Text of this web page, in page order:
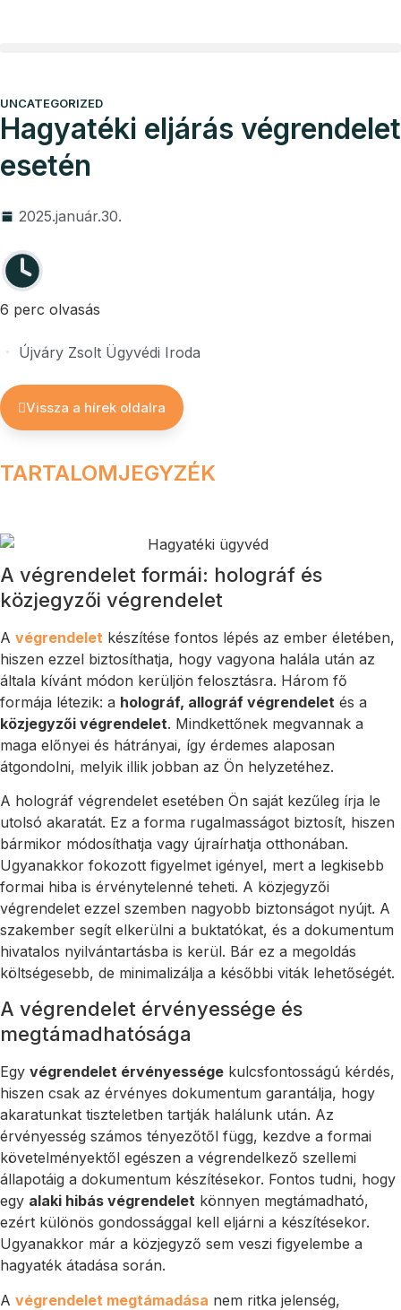
UNCATEGORIZED
Hagyatéki eljárás végrendelet
esetén
2025.január.30.
6 perc olvasás
Újváry Zsolt Ügyvédi Iroda
Vissza a hírek oldalra
TARTALOMJEGYZÉK
A végrendelet formái: holográf és
közjegyzői végrendelet
A végrendelet készítése fontos lépés az ember életében,
hiszen ezzel biztosíthatja, hogy vagyona halála után az
általa kívánt módon kerüljön felosztásra. Három fő
formája létezik: a holográf, allográf végrendelet és a
közjegyzői végrendelet. Mindkettőnek megvannak a
maga előnyei és hátrányai, így érdemes alaposan
átgondolni, melyik illik jobban az Ön helyzetéhez.
A holográf végrendelet esetében Ön saját kezűleg írja le
utolsó akaratát. Ez a forma rugalmasságot biztosít, hiszen
bármikor módosíthatja vagy újraírhatja otthonában.
Ugyanakkor fokozott figyelmet igényel, mert a legkisebb
formai hiba is érvénytelenné teheti. A közjegyzői
végrendelet ezzel szemben nagyobb biztonságot nyújt. A
szakember segít elkerülni a buktatókat, és a dokumentum
hivatalos nyilvántartásba is kerül. Bár ez a megoldás
költségesebb, de minimalizálja a későbbi viták lehetőségét.
A végrendelet érvényessége és
megtámadhatósága
Egy végrendelet érvényessége kulcsfontosságú kérdés,
hiszen csak az érvényes dokumentum garantálja, hogy
akaratunkat tiszteletben tartják halálunk után. Az
érvényesség számos tényezőtől függ, kezdve a formai
követelményektől egészen a végrendelkező szellemi
állapotáig a dokumentum készítésekor. Fontos tudni, hogy
egy alaki hibás végrendelet könnyen megtámadható,
ezért különös gondossággal kell eljárni a készítésekor.
Ugyanakkor már a közjegyző sem veszi figyelembe a
hagyaték átadása során.
A végrendelet megtámadása nem ritka jelenség,